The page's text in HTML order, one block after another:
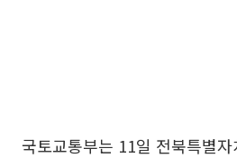
국토교통부는 11일 전북특별